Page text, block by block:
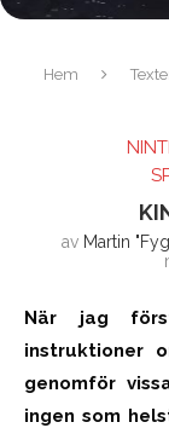
Hem
av Martin
När jag
instruktioner
genomför
ingen som